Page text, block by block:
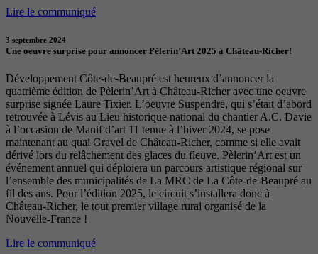
Lire le communiqué
3 septembre 2024
Une oeuvre surprise pour annoncer Pèlerin’Art 2025 à Château-Richer!
Développement Côte-de-Beaupré est heureux d’annoncer la
quatrième édition de Pèlerin’Art à Château-Richer avec une oeuvre
surprise signée Laure Tixier. L’oeuvre Suspendre, qui s’était d’abord
retrouvée à Lévis au Lieu historique national du chantier A.C. Davie
à l’occasion de Manif d’art 11 tenue à l’hiver 2024, se pose
maintenant au quai Gravel de Château-Richer, comme si elle avait
dérivé lors du relâchement des glaces du fleuve. Pèlerin’Art est un
événement annuel qui déploiera un parcours artistique régional sur
l’ensemble des municipalités de La MRC de La Côte-de-Beaupré au
fil des ans. Pour l’édition 2025, le circuit s’installera donc à
Château-Richer, le tout premier village rural organisé de la
Nouvelle-France !
Lire le communiqué